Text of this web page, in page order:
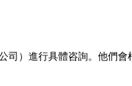
司）進行具體咨詢。他們